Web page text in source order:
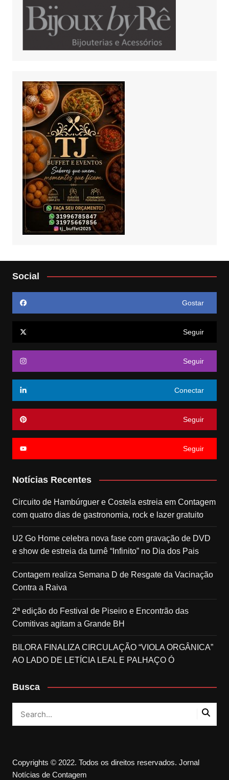
Social
Gostar
Seguir
Seguir
Conectar
Seguir
Seguir
Notícias Recentes
Circuito de Hambúrguer e Costela estreia em Contagem
com quatro dias de gastronomia, rock e lazer gratuito
U2 Go Home celebra nova fase com gravação de DVD
e show de estreia da turnê “Infinito” no Dia dos Pais
Contagem realiza Semana D de Resgate da Vacinação
Contra a Raiva
2ª edição do Festival de Piseiro e Encontrão das
Comitivas agitam a Grande BH
BILORA FINALIZA CIRCULAÇÃO “VIOLA ORGÂNICA”
AO LADO DE LETÍCIA LEAL E PALHAÇO Ó
Busca
Copyrights © 2022. Todos os direitos reservados. Jornal
Notícias de Contagem